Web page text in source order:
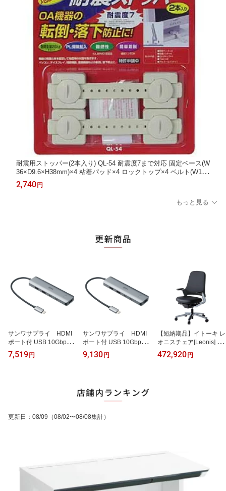
耐震用ストッパー(2本入り) QL-54 耐震度7まで対応 固定ベース(W
36×D9.6×H38mm)×4 粘着パッド×4 ロックトップ×4 ベルト(W140
×D3×H16mm)×2 アルコールパッド×1
2,740 円
もっと見る
サンワサプライ HDMI
ポート付 USB 10Gbps T
ype-Cハブ ( 8K対応 )
USB-10TCHPS39S
応 ◆RoHS 10 RoHS
7,519円
サンワサプライ HDMI
ポート付 USB 10Gbps T
ype-Cハブ ( 8K対応 )
USB-10TCHPS39S
◆USB Type-C対応
◆8K30Hz ◆セルフパ
応 ◆RoHS 10 RoHS
9,130円
【短納期品】イトーキ レ
オニスチェア[Leonis] KJ-
215LM-Z9T1 ハイバック
固定肘付 5本脚 レザータ
472,920円
更新日 ： 08/09 （08/02〜08/08集計）